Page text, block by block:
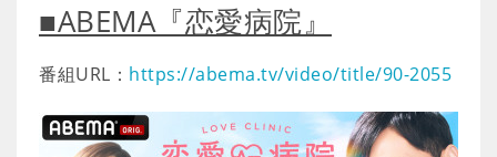
■ABEMA『恋愛病院』
番組URL： https://abema.tv/video/title/90-2055